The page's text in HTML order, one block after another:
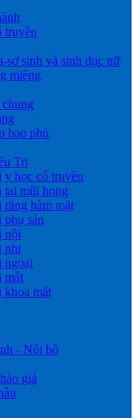
truyền
sơ sinh và sinh dục nữ
miệng
bao phủ
Trị
học cổ truyền
tai mũi họng
hàm mặt
sản
nội
nhi
ngoại
mắt
khoa mắt
- Nội bộ
giá